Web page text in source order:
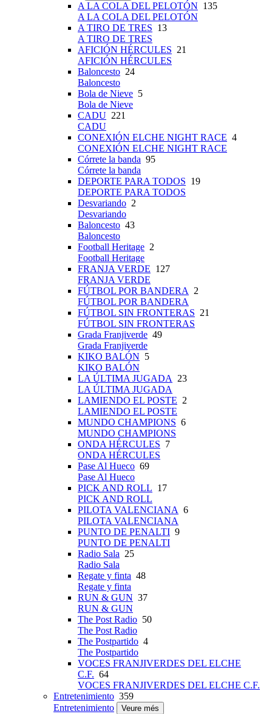
A LA COLA DEL PELOTÓN 135
A LA COLA DEL PELOTÓN
A TIRO DE TRES 13
A TIRO DE TRES
AFICIÓN HÉRCULES 21
AFICIÓN HÉRCULES
Baloncesto 24
Baloncesto
Bola de Nieve 5
Bola de Nieve
CADU 221
CADU
CONEXIÓN ELCHE NIGHT RACE 4
CONEXIÓN ELCHE NIGHT RACE
Córrete la banda 95
Córrete la banda
DEPORTE PARA TODOS 19
DEPORTE PARA TODOS
Desvariando 2
Desvariando
Baloncesto 43
Baloncesto
Football Heritage 2
Football Heritage
FRANJA VERDE 127
FRANJA VERDE
FÚTBOL POR BANDERA
2
FÚTBOL POR BANDERA
FÚTBOL SIN FRONTERAS 21
FÚTBOL SIN FRONTERAS
Grada Franjiverde 49
Grada Franjiverde
KIKO BALÓN 5
KIKO BALÓN
LA ÚLTIMA JUGADA
23
LA ÚLTIMA JUGADA
LAMIENDO EL POSTE 2
LAMIENDO EL POSTE
MUNDO CHAMPIONS 6
MUNDO CHAMPIONS
ONDA HÉRCULES 7
ONDA HÉRCULES
Pase Al Hueco 69
Pase Al Hueco
PICK AND ROLL 17
PICK AND ROLL
PILOTA VALENCIANA 6
PILOTA VALENCIANA
PUNTO DE PENALTI 9
PUNTO DE PENALTI
Radio Sala 25
Radio Sala
Regate y finta 48
Regate y finta
RUN & GUN 37
RUN & GUN
The Post Radio 50
The Post Radio
The Postpartido 4
The Postpartido
VOCES FRANJIVERDES DEL ELCHE
C.F. 64
VOCES FRANJIVERDES DEL ELCHE C.F.
Entretenimiento 359
Entretenimiento
Veure més